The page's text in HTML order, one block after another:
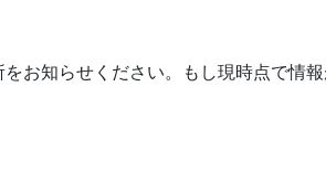
お知らせください。もし現時点で情